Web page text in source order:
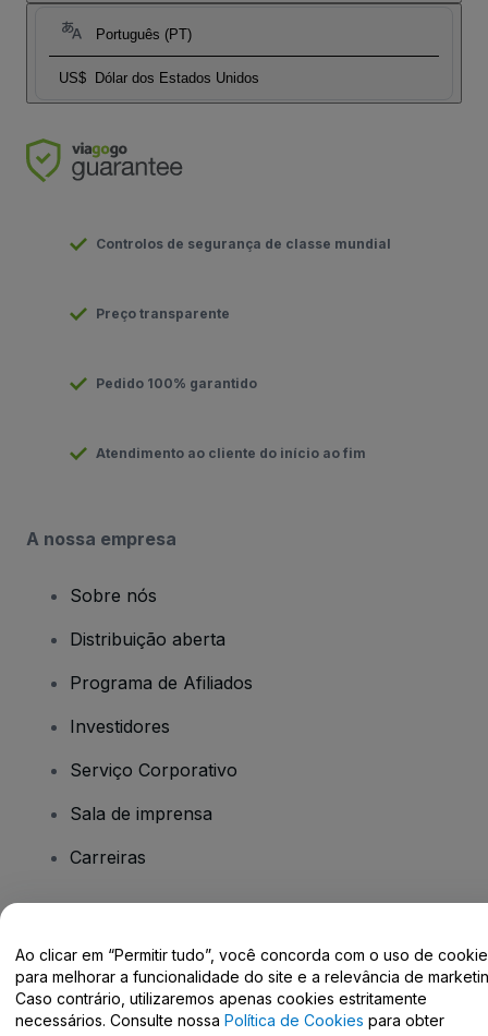
Português (PT)
US$ Dólar dos Estados Unidos
Controlos de segurança de classe mundial
Preço transparente
Pedido 100% garantido
Atendimento ao cliente do início ao fim
A nossa empresa
Sobre nós
Distribuição aberta
Programa de Afiliados
Investidores
Serviço Corporativo
Sala de imprensa
Carreiras
Centro de Ajuda / Fale Conosco
Ao clicar em “Permitir tudo”, você concorda com o uso de
para melhorar a funcionalidade do site e a relevância de
Caso contrário, utilizaremos apenas cookies estritamente
necessários. Consulte nossa Política de Cookies para obter